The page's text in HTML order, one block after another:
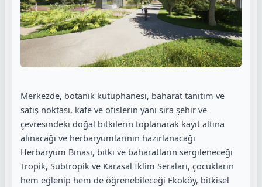
Merkezde, botanik kütüphanesi, baharat tanıtım ve
satış noktası, kafe ve ofislerin yanı sıra şehir ve
çevresindeki doğal bitkilerin toplanarak kayıt altına
alınacağı ve herbaryumlarının hazırlanacağı
Herbaryum Binası, bitki ve baharatların sergileneceği
Tropik, Subtropik ve Karasal İklim Seraları, çocukların
hem eğlenip hem de öğrenebileceği Ekoköy, bitkisel